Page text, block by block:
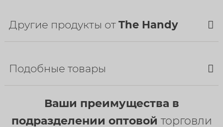
Другие продукты от The Handy
Подобные товары
Ваши преимущества в
подразделении оптовой торговли